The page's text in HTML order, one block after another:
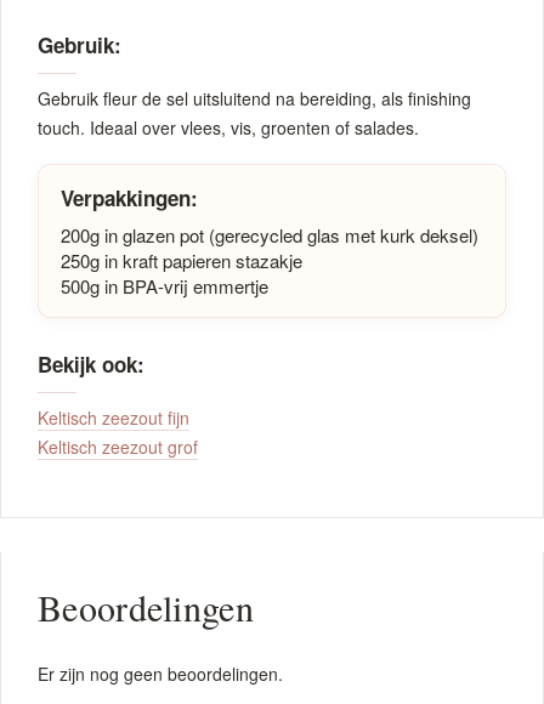
Gebruik:
Gebruik fleur de sel uitsluitend na bereiding, als finishing
touch. Ideaal over vlees, vis, groenten of salades.
Verpakkingen:
200g in glazen pot (gerecycled glas met kurk deksel)
250g in kraft papieren stazakje
500g in BPA-vrij emmertje
Bekijk ook:
Keltisch zeezout fijn
Keltisch zeezout grof
Beoordelingen
Er zijn nog geen beoordelingen.